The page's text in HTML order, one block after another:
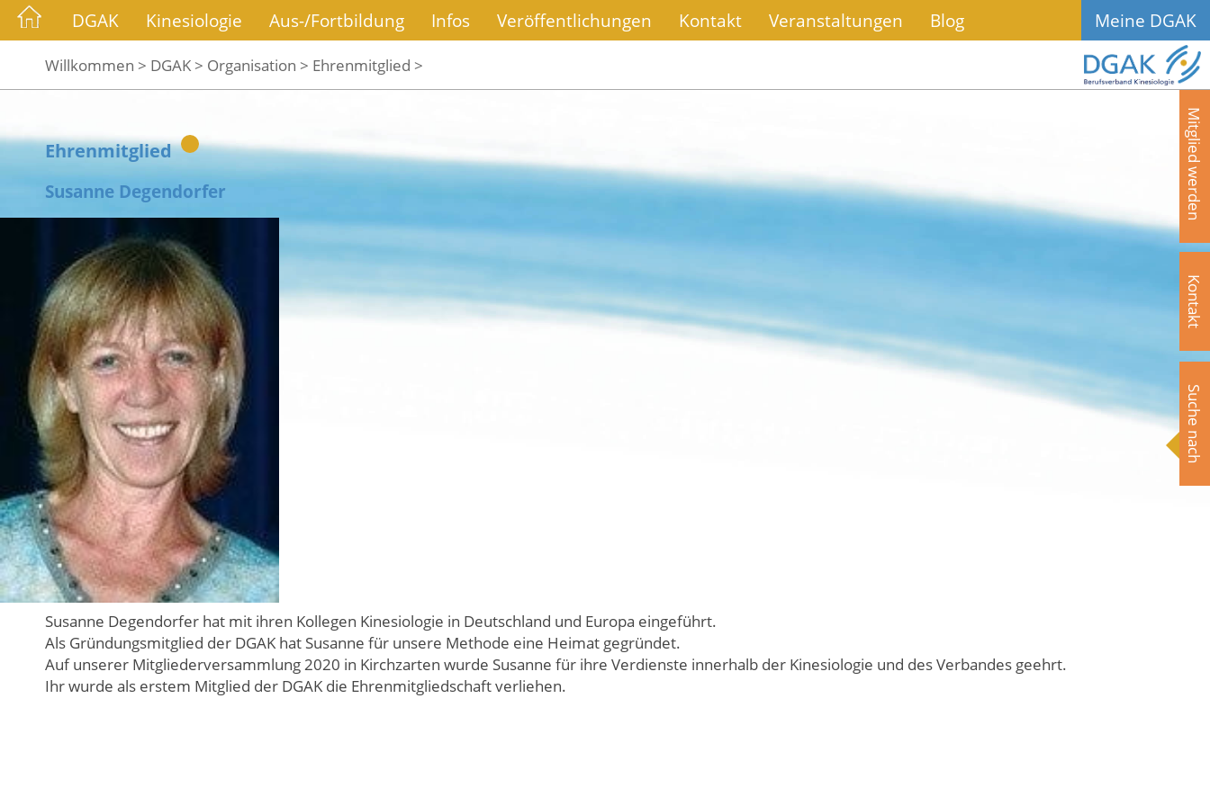
DGAK Kinesiologie Aus-/Fortbildung Infos Veröffentlichungen Kontakt Veranstaltungen Blog Meine DGAK
Willkommen > DGAK > Organisation > Ehrenmitglied >
Mitglied werden
Kontakt
Suche nach
Ehrenmitglied
Susanne Degendorfer
Susanne Degendorfer hat mit ihren Kollegen Kinesiologie in Deutschland und Europa eingeführt.
Als Gründungsmitglied der DGAK hat Susanne für unsere Methode eine Heimat gegründet.
Auf unserer Mitgliederversammlung 2020 in Kirchzarten wurde Susanne für ihre Verdienste innerhalb der Kinesiologie und des Verbandes geehrt.
Ihr wurde als erstem Mitglied der DGAK die Ehrenmitgliedschaft verliehen.